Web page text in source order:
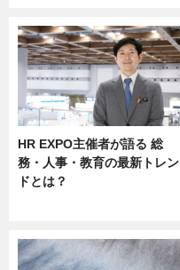
HR EXPO主催者が語る 総
務・人事・教育の最新トレン
ドとは？